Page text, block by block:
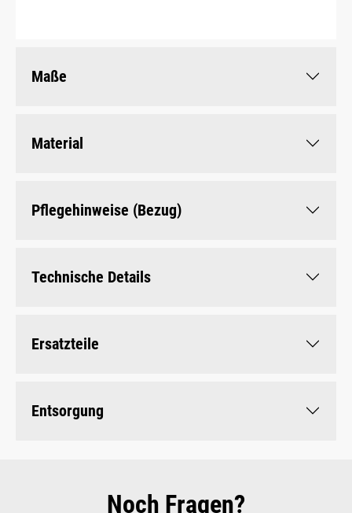
Maße
Material
Pflegehinweise (Bezug)
Technische Details
Ersatzteile
Entsorgung
Noch Fragen?